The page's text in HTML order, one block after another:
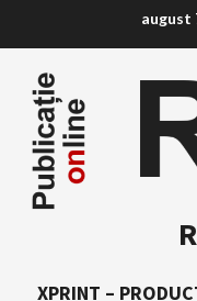
content
august
XPRINT –